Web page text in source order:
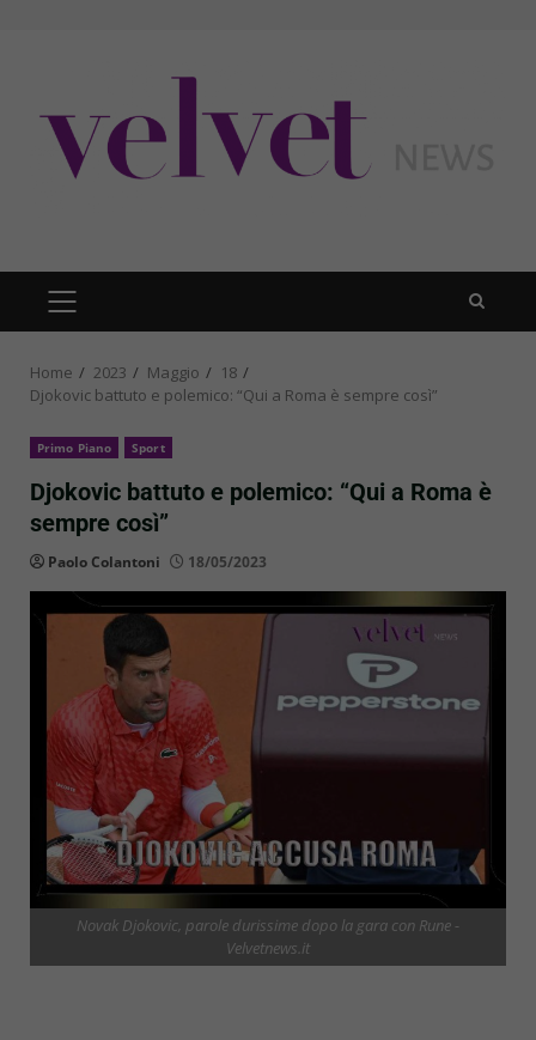
PRIMARY
MENU
Home 2023 Maggio
18
Djokovic battuto e polemico: “Qui a Roma è sempre così”
Primo Piano Sport
Djokovic battuto e polemico: “Qui a Roma è
sempre così”
Paolo Colantoni 18/05/2023
Novak Djokovic, parole durissime dopo la gara con Rune -
Velvetnews.it